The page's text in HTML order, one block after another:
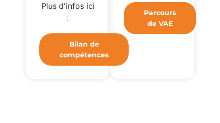
Plus d'infos ici
:
Bilan de
compétences
Parcours
de VAE